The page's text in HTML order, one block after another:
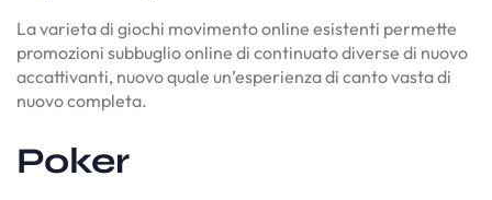
La varieta di giochi movimento online esistenti permette
promozioni subbuglio online di continuato diverse di nuovo
accattivanti, nuovo quale un’esperienza di canto vasta di
nuovo completa.
Poker